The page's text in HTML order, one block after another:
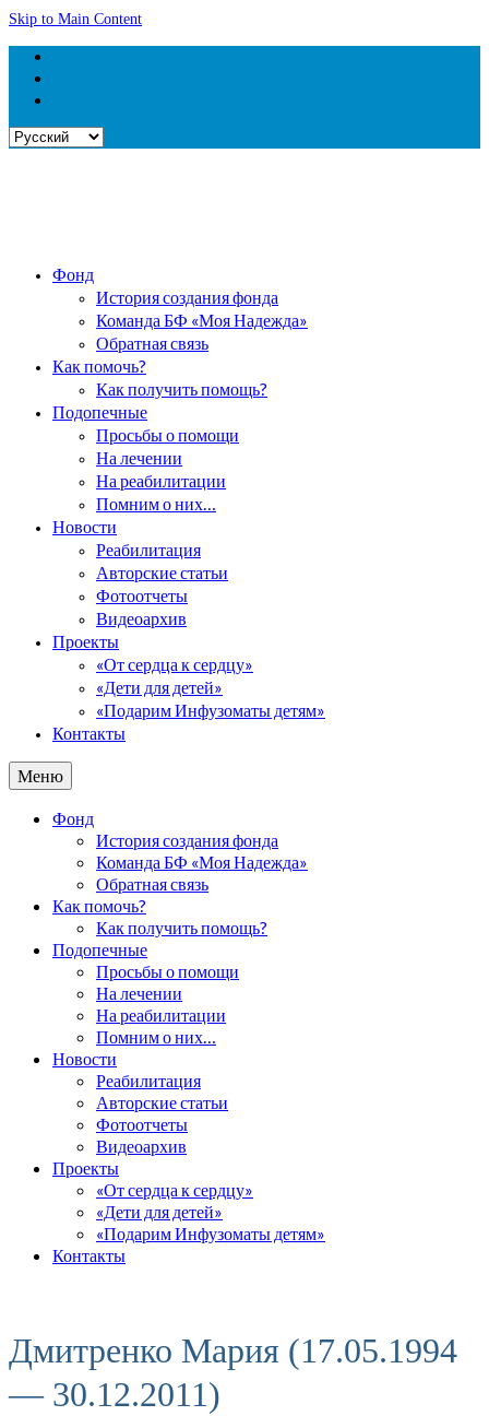
Skip to Main Content
Выбрать
Фонд
История создания фонда
Команда БФ «Моя Надежда»
Обратная связь
Как помочь?
Как получить помощь?
Подопечные
Просьбы о помощи
На лечении
На реабилитации
Помним о них…
Новости
Реабилитация
Авторские статьи
Фотоотчеты
Видеоархив
Проекты
«От сердца к сердцу»
«Дети для детей»
«Подарим Инфузоматы детям»
Контакты
Меню
Фонд
История создания фонда
Команда БФ «Моя Надежда»
Обратная связь
Как помочь?
Как получить помощь?
Подопечные
Просьбы о помощи
На лечении
На реабилитации
Помним о них…
Новости
Реабилитация
Авторские статьи
Фотоотчеты
Видеоархив
Проекты
«От сердца к сердцу»
«Дети для детей»
«Подарим Инфузоматы детям»
Контакты
Дмитренко Мария (17.05.1994
— 30.12.2011)